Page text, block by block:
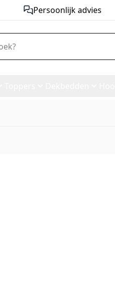
Persoonlijk advies
- stof 412